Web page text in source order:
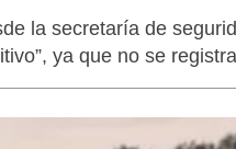
la secretaría de
ya que no se